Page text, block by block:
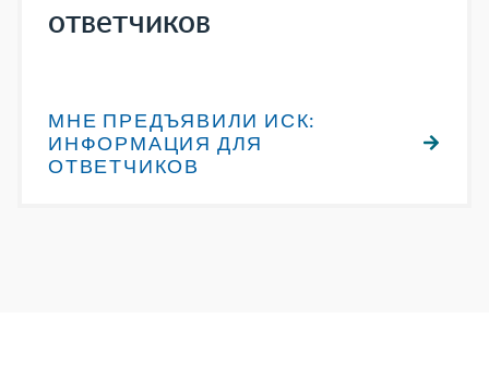
ответчиков
МНЕ ПРЕДЪЯВИЛИ ИСК:
ИНФОРМАЦИЯ ДЛЯ
ОТВЕТЧИКОВ